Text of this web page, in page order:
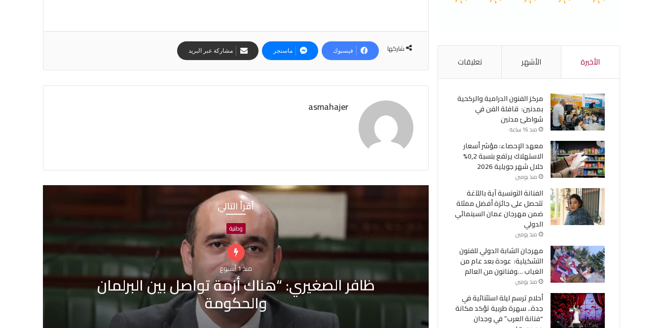
شاركها فيسبوك ماسنجر مشاركة عبر البريد
asmahajer
أقرأ التالي
أزمة تواصل بين البرلمان
والحكومة
أحداث
منذ 1 أسبوع
إشاعة حريق سجن المسعدين: ‬إيقاف 6 أشخاص بينهم
4 نساء
الأخيرة الأشهر تعليقات
مركز الفنون الدرامية والركحية
بمدنين: قافلة الفن في
شواطئ مدنين
منذ 16 ساعة
معهد الإحصاء: مؤشر أسعار
الاستهلاك يرتفع بنسبة 0,2%
خلال شهر جويلية 2026
منذ يومين
الفنانة التونسية آية باللآغة
تتحصل على جائزة أفضل ممثلة
ضمن مهرجان عمان السينمائي
الدولي
منذ يومين
مهرجان الشابة الدولي للفنون
التشكيلية: عودة بعد عام من
الغياب …وفنانون من العالم
منذ يومين
أحلام ترسم ليلة استثنائية في
جدة.. سهرة طربية تؤكد مكانة
“فنانة العرب” في وجدان